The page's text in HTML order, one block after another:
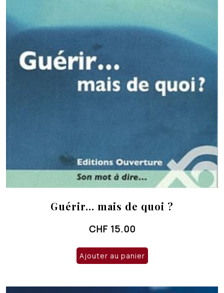
Guérir… mais de quoi ?
CHF 15.00
Ajouter au panier